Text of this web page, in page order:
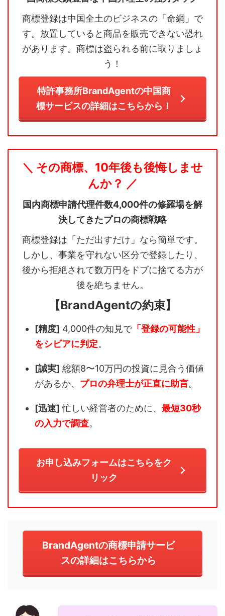
商標登録は中国全土のビジネスの「命綱」で
す。放置していると商品を販売できない恐れ
があります。商標は盗られる前に取りましょ
う！
特許事務所BrandAgentの中国商
標サービスの詳細はこちらから！
＼ その商標、10年後も後悔しませ
んか？ ／
国内商標申請代理件数4,000件の修羅場を解
決してきたプロの商標戦略
商標登録は「ただ出すだけ」なら簡単です。
しかし、事業を守れない区分で登録したり、
後から拒絶されて数万円をドブに捨てる方が
後を絶ちません。
【BrandAgentの約束】
[精度] 4,000件の知見で「登録の可能性」
をシビアに判定。
[誠実] 総額8〜10万円の投資に見合う価値
があるか、 プロの弁理士が正直に助言。
[迅速] 忙しい経営者のために、 最短30秒
の入力で調査。
お申し込みフォームはこちらをク
リック
BrandAgentの商標申請サービ
スの詳細はこちらから